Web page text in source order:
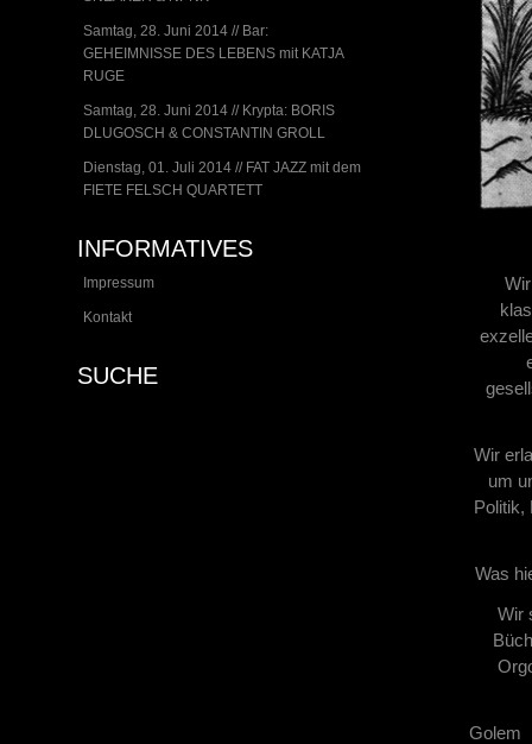
Samtag, 28. Juni 2014 // Bar:
GEHEIMNISSE DES LEBENS mit KATJA
RUGE
Samtag, 28. Juni 2014 // Krypta: BORIS
DLUGOSCH & CONSTANTIN GROLL
Dienstag, 01. Juli 2014 // FAT JAZZ mit dem
FIETE FELSCH QUARTETT
INFORMATIVES
Impressum
Kontakt
SUCHE
Wir
um
Politik,
Was
Wir